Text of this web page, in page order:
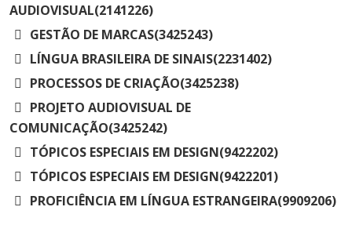
AUDIOVISUAL(2141226)
GESTÃO DE MARCAS(3425243)
LÍNGUA BRASILEIRA DE SINAIS(2231402)
PROCESSOS DE CRIAÇÃO(3425238)
PROJETO AUDIOVISUAL DE
COMUNICAÇÃO(3425242)
TÓPICOS ESPECIAIS EM DESIGN(9422202)
TÓPICOS ESPECIAIS EM DESIGN(9422201)
PROFICIÊNCIA EM LÍNGUA ESTRANGEIRA(9909206)